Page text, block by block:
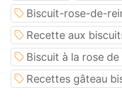
Biscuit-rose-de-
Recette aux
Biscuit à la rose de
Recettes gâteau